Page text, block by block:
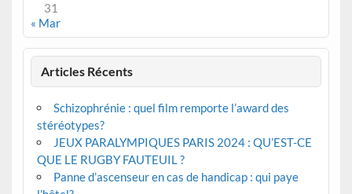
31
« Mar
Articles Récents
Schizophrénie : quel film remporte l’award des
stéréotypes?
JEUX PARALYMPIQUES PARIS 2024 : QU’EST-CE
QUE LE RUGBY FAUTEUIL ?
Panne d’ascenseur en cas de handicap : qui paye